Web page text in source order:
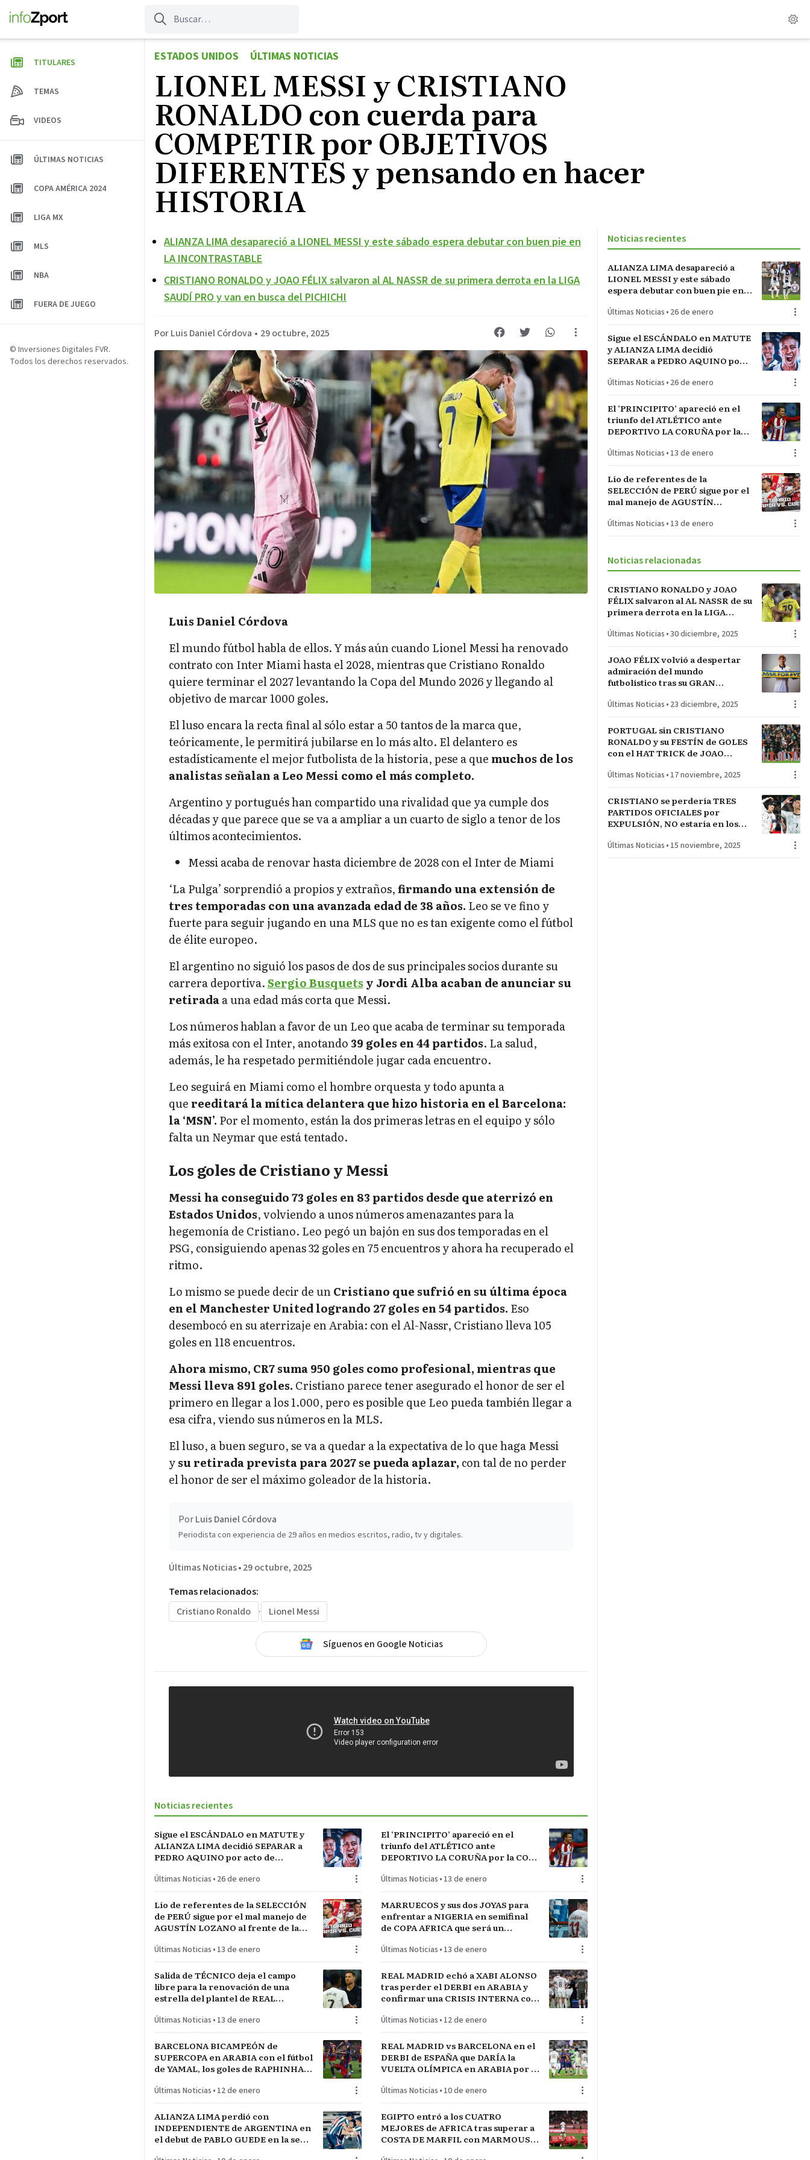
contenido
ESTADOS UNIDOS ÚLTIMAS NOTICIAS
LIONEL MESSI y CRISTIANO
RONALDO con cuerda para
COMPETIR por OBJETIVOS
DIFERENTES y pensando en hacer
HISTORIA
ALIANZA LIMA desapareció a LIONEL MESSI y este sábado espera debutar con buen pie en
LA INCONTRASTABLE
CRISTIANO RONALDO y JOAO FÉLIX salvaron al AL NASSR de su primera derrota en la LIGA
SAUDÍ PRO y van en busca del PICHICHI
Por Luis Daniel Córdova • 29 octubre, 2025
Luis Daniel Córdova
El mundo fútbol habla de ellos. Y más aún cuando Lionel Messi ha renovado
contrato con Inter Miami hasta el 2028, mientras que Cristiano Ronaldo
quiere terminar el 2027 levantando la Copa del Mundo 2026 y llegando al
objetivo de marcar 1000 goles.
El luso encara la recta final al sólo estar a 50 tantos de la marca que,
teóricamente, le permitirá jubilarse en lo más alto. El delantero es
estadísticamente el mejor futbolista de la historia, pese a que muchos de los
analistas señalan a Leo Messi como el más completo.
Argentino y portugués han compartido una rivalidad que ya cumple dos
décadas y que parece que se va a ampliar a un cuarto de siglo a tenor de los
últimos acontecimientos.
Messi acaba de renovar hasta diciembre de 2028 con el Inter de Miami
‘La Pulga’ sorprendió a propios y extraños,firmando una extensión de
tres temporadas con una avanzada edad de 38 años. Leo se ve fino y
fuerte para seguir jugando en una MLS que no es tan exigente como el fútbol
de élite europeo.
El argentino no siguió los pasos de dos de sus principales socios durante su
carrera deportiva.Sergio Busquets y Jordi Alba acaban de anunciar su
retiradaa una edad más corta que Messi.
Los números hablan a favor de un Leo que acaba de terminar su temporada
más exitosa con el Inter, anotando39 goles en 44 partidos. La salud,
además, le ha respetado permitiéndole jugar cada encuentro.
Leo seguirá en Miami como el hombre orquesta y todo apunta a
que reeditará la mítica delantera que hizo historia en el Barcelona:
la ‘MSN’. Por el momento, están la dos primeras letras en el equipo y sólo
falta un Neymar que está tentado.
Los goles de Cristiano y Messi
Messi ha conseguido 73 goles en 83 partidos desde que aterrizó en
Estados Unidos, volviendo a unos números amenazantes para la
hegemonía de Cristiano. Leo pegó un bajón en sus dos temporadas en el
PSG, consiguiendo apenas 32 goles en 75 encuentros y ahora ha recuperado el
ritmo.
Lo mismo se puede decir de unCristiano que sufrió en su última época
en el Manchester United logrando 27 goles en 54 partidos. Eso
desembocó en su aterrizaje en Arabia: con el Al-Nassr, Cristiano lleva 105
goles en 118 encuentros.
Ahora mismo, CR7 suma 950 goles como profesional, mientras que
Messi lleva 891 goles. Cristiano parece tener asegurado el honor de ser el
primero en llegar a los 1.000, pero es posible que Leo pueda también llegar a
esa cifra, viendo sus números en la MLS.
El luso, a buen seguro, se va a quedar a la expectativa de lo que haga Messi
ysu retirada prevista para 2027 se pueda aplazar, con tal de no perder
el honor de ser el máximo goleador de la historia.
PorLuis Daniel Córdova
Periodista con experiencia de 29 años en medios escritos, radio, tv y digitales.
Últimas Noticias•29 octubre, 2025
Temas relacionados:
Cristiano Ronaldo
· Lionel Messi
Síguenos en Google Noticias
Noticias recientes
Sigue el ESCÁNDALO en MATUTE y
ALIANZA LIMA decidió SEPARAR a
PEDRO AQUINO por acto de
Últimas Noticias • 26 de enero
El ‘PRINCIPITO’ apareció en el
triunfo del ATLÉTICO ante
DEPORTIVO LA CORUÑA por la COPA
Últimas Noticias • 13 de enero
Lío de referentes de la SELECCIÓN
de PERÚ sigue por el mal manejo de
AGUSTÍN LOZANO al frente de la
Últimas Noticias • 13 de enero
MARRUECOS y sus dos JOYAS para
enfrentar a NIGERIA en semifinal
de COPA AFRICA que será un
reservado
Últimas Noticias • 13 de enero
Salida de TÉCNICO deja el campo
libre para la renovación de una
estrella del plantel de REAL
Últimas Noticias • 13 de enero
REAL MADRID echó a XABI ALONSO
tras perder el DERBI en ARABIA y
confirmar una CRISIS INTERNA con
Últimas Noticias • 12 de enero
BARCELONA BICAMPEÓN de
SUPERCOPA en ARABIA con el fútbol
de YAMAL, los goles de RAPHINHA y
Últimas Noticias • 12 de enero
REAL MADRID vs BARCELONA en el
DERBI de ESPAÑA que DARÍA la
VUELTA OLÍMPICA en ARABIA por el
Últimas Noticias • 10 de enero
ALIANZA LIMA perdió con
INDEPENDIENTE de ARGENTINA en
el debut de PABLO GUEDE en la serie
EGIPTO entró a los CUATRO
MEJORES de AFRICA tras superar a
COSTA DE MARFIL con MARMOUSH
Noticias recientes
ALIANZA LIMA desapareció a
LIONEL MESSI y este sábado
espera debutar con buen pie en
Últimas Noticias • 26 de enero
Sigue el ESCÁNDALO en MATUTE
y ALIANZA LIMA decidió
SEPARAR a PEDRO AQUINO por
MONTEVIDEO
Últimas Noticias • 26 de enero
El ‘PRINCIPITO’ apareció en el
triunfo del ATLÉTICO ante
DEPORTIVO LA CORUÑA por la
Últimas Noticias • 13 de enero
Lío de referentes de la
SELECCIÓN de PERÚ sigue por el
mal manejo de AGUSTÍN
FEDERACIÓN PERUANA de
Últimas Noticias • 13 de enero
Noticias relacionadas
CRISTIANO RONALDO y JOAO
FÉLIX salvaron al AL NASSR de su
primera derrota en la LIGA
PICHICHI
Últimas Noticias •30 diciembre, 2025
JOAO FÉLIX volvió a despertar
admiración del mundo
futbolístico tras su GRAN
donde es FIGURA con FÚTBOL y
Últimas Noticias • 23 diciembre, 2025
PORTUGAL sin CRISTIANO
RONALDO y su FESTÍN de GOLES
con el HAT TRICK de JOAO
para la HISTORIA
Últimas Noticias • 17 noviembre, 2025
CRISTIANO se perdería TRES
PARTIDOS OFICIALES por
EXPULSIÓN, NO estaría en los
el MUNDIAL
Últimas Noticias • 15 noviembre, 2025
TITULARES
TEMAS
VIDEOS
ÚLTIMAS NOTICIAS
COPA AMÉRICA 2024
LIGA MX
MLS
NBA
FUERA DE JUEGO
© Inversiones Digitales FVR.
Todos los derechos reservados.